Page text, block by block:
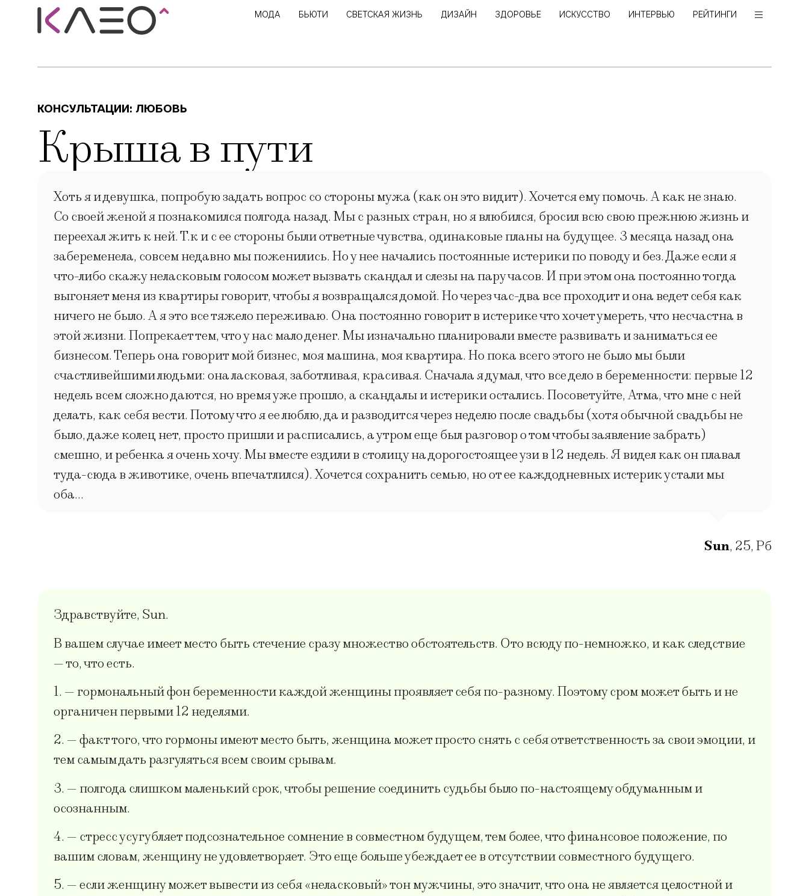
МОДА БЬЮТИ СВЕТСКАЯ ЖИЗНЬ ДИЗАЙН ЗДОРОВЬЕ ИСКУССТВО ИНТЕРВЬЮ РЕЙТИНГИ
КОНСУЛЬТАЦИИ: ЛЮБОВЬ
Крыша в пути
Хоть я и девушка, попробую задать вопрос со стороны мужа (как он это видит). Хочется ему помочь. А как не знаю.
Со своей женой я познакомился полгода назад. Мы с разных стран, но я влюбился, бросил всю свою прежнюю жизнь и
переехал жить к ней. Т.к и с ее стороны были ответные чувства, одинаковые планы на будущее. 3 месяца назад она
забеременела, совсем недавно мы поженились. Но у нее начались постоянные истерики по поводу и без. Даже если я
что-либо скажу неласковым голосом может вызвать скандал и слезы на пару часов. И при этом она постоянно тогда
выгоняет меня из квартиры говорит, чтобы я возвращался домой. Но через час-два все проходит и она ведет себя как
ничего не было. А я это все тяжело переживаю. Она постоянно говорит в истерике что хочет умереть, что несчастна в
этой жизни. Попрекает тем, что у нас мало денег. Мы изначально планировали вместе развивать и заниматься ее
бизнесом. Теперь она говорит мой бизнес, моя машина, моя квартира. Но пока всего этого не было мы были
счастливейшими людьми: она ласковая, заботливая, красивая. Сначала я думал, что все дело в беременности: первые 12
недель всем сложно даются, но время уже прошло, а скандалы и истерики остались. Посоветуйте, Атма, что мне с ней
делать, как себя вести. Потому что я ее люблю, да и разводится через неделю после свадьбы (хотя обычной свадьбы не
было, даже колец нет, просто пришли и расписались, а утром еще был разговор о том чтобы заявление забрать)
смешно, и ребенка я очень хочу. Мы вместе ездили в столицу на дорогостоящее узи в 12 недель. Я видел как он плавал
туда-сюда в животике, очень впечатлился). Хочется сохранить семью, но от ее каждодневных истерик устали мы
оба…
Sun, 25, Рб
Здравствуйте, Sun.
В вашем случае имеет место быть стечение сразу множество обстоятельств. Ото всюду по-немножко, и как следствие
— то, что есть.
1. — гормональный фон беременности каждой женщины проявляет себя по-разному. Поэтому сром может быть и не
органичен первыми 12 неделями.
2. — факт того, что гормоны имеют место быть, женщина может просто снять с себя ответственность за свои эмоции, и
тем самым дать разгуляться всем своим срывам.
3. — полгода слишком маленький срок, чтобы решение соединить судьбы было по-настоящему обдуманным и
осознанным.
4. — стресс усугубляет подсознательное сомнение в совместном будущем, тем более, что финансовое положение, по
вашим словам, женщину не удовлетворяет. Это еще больше убеждает ее в отсутствии совместного будущего.
5. — если женщину может вывести из себя «неласковый» тон мужчины, это значит, что она не является целостной и